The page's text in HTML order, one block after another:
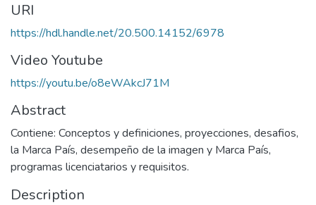
URI
https://hdl.handle.net/20.500.14152/6978
Video Youtube
https://youtu.be/o8eWAkcJ71M
Abstract
Contiene: Conceptos y definiciones, proyecciones, desafios,
la Marca País, desempeño de la imagen y Marca País,
programas licenciatarios y requisitos.
Description